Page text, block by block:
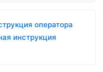
оператора
инструкция